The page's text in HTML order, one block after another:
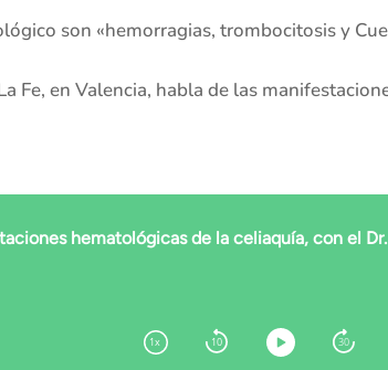
son «hemorragias, trombocitosis y
Fe, en Valencia, habla de las